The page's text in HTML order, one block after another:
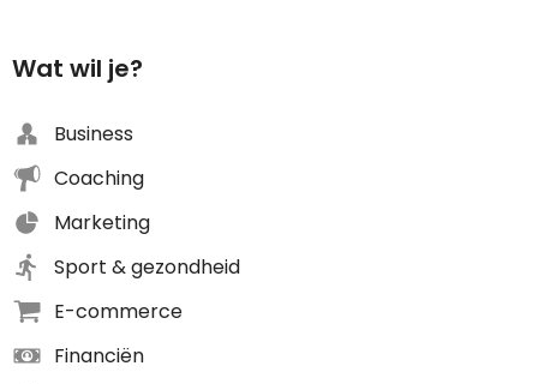
Wat wil je?
Business
Coaching
Marketing
Sport & gezondheid
E-commerce
Financiën